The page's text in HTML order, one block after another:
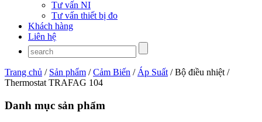
Tư vấn NI
Tư vấn thiết bị đo
Khách hàng
Liên hệ
Trang chủ / Sản phẩm /Cảm Biến / Áp Suất / Bộ điều nhiệt /
Thermostat TRAFAG 104
Danh mục sản phẩm